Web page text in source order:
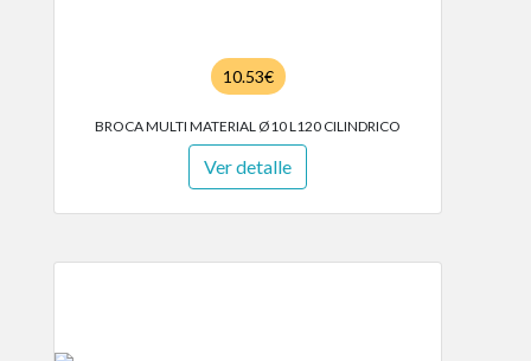
10.53€
BROCA MULTI MATERIAL Ø10 L120 CILINDRICO
Ver detalle